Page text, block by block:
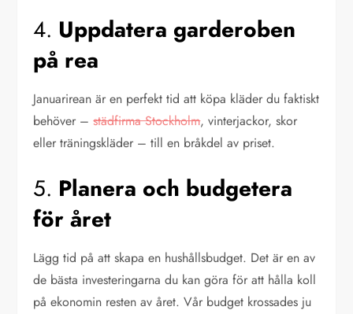
4. Uppdatera garderoben
på rea
Januarirean är en perfekt tid att köpa kläder du faktiskt
behöver –städfirma Stockholm, vinterjackor, skor
eller träningskläder – till en bråkdel av priset.
5. Planera och budgetera
för året
Lägg tid på att skapa en hushållsbudget. Det är en av
de bästa investeringarna du kan göra för att hålla koll
på ekonomin resten av året. Vår budget krossades ju